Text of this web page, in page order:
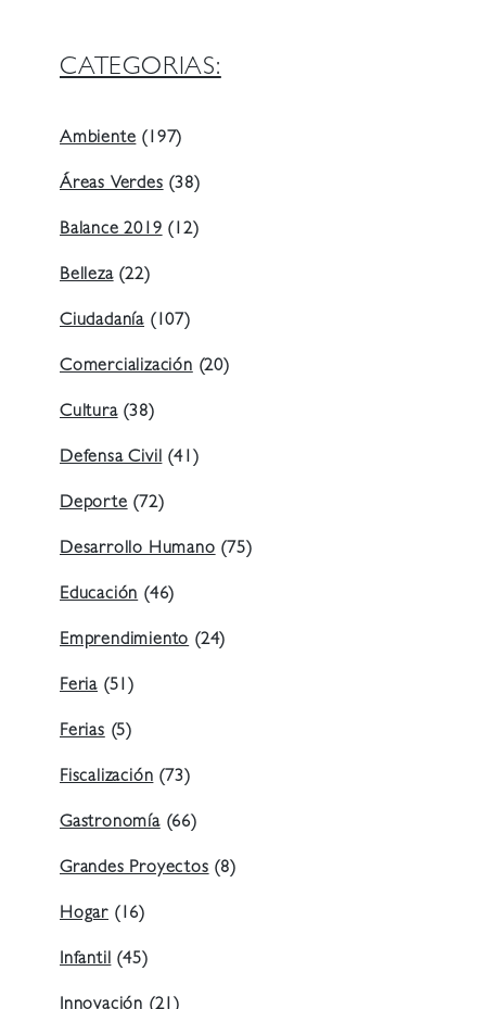
CATEGORIAS:
Ambiente(197)
Áreas Verdes(38)
Balance 2019(12)
Belleza(22)
Ciudadanía (107)
Comercialización(20)
Cultura(38)
Defensa Civil(41)
Deporte(72)
Desarrollo Humano(75)
Educación(46)
Emprendimiento(24)
Feria (51)
Ferias(5)
Fiscalización(73)
Gastronomía(66)
Grandes Proyectos(8)
Hogar (16)
Infantil(45)